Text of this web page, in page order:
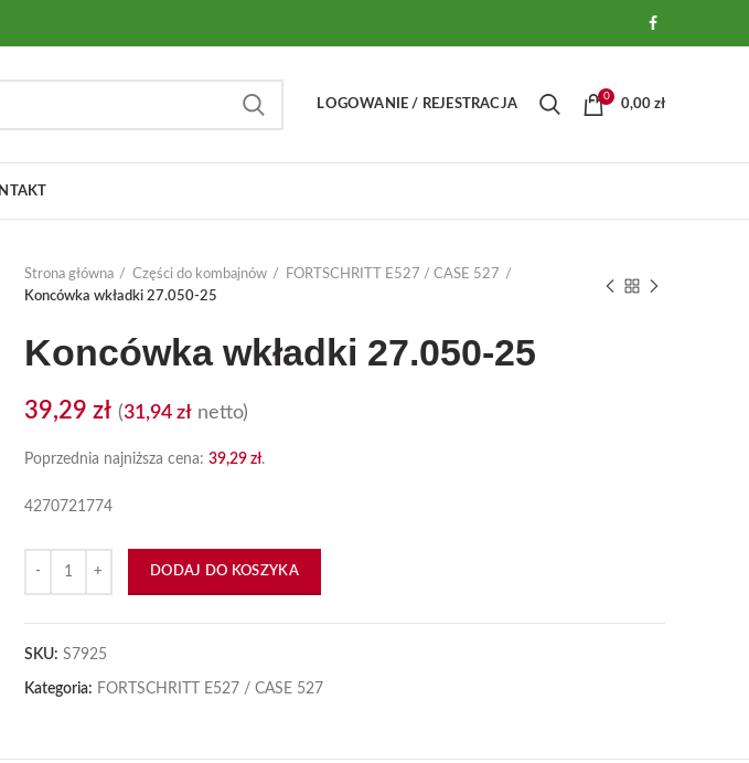
LOGOWANIE / REJESTRACJA
0
0,00 zł
Strona główna Części do kombajnów
FORTSCHRITT E527 / CASE 527
Koncówka wkładki 27.050-25
Koncówka wkładki 27.050-25
39,29 zł (31,94 zł netto)
Poprzednia najniższa cena: 39,29 zł.
4270721774
DODAJ DO KOSZYKA
SKU: S7925
Kategoria: FORTSCHRITT E527 / CASE 527